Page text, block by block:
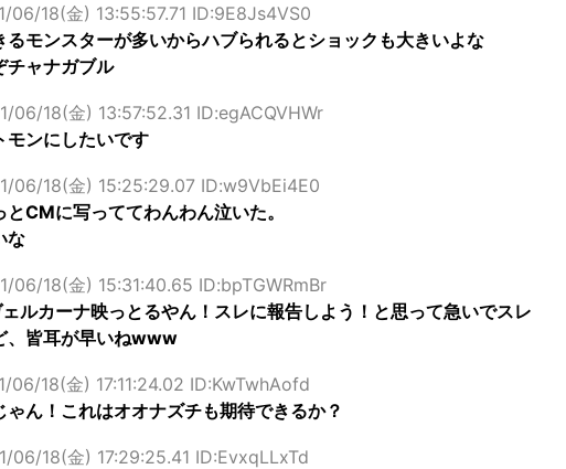
06/18(金) 13:55:57.71 ID:9E8Js4VS0
るモンスターが多いからハブられるとショックも大きいよな
チャナガブル
06/18(金) 13:57:52.31 ID:egACQVHWr
モンにしたいです
06/18(金) 15:25:29.07 ID:w9VbEi4E0
CMに写っててわんわん泣いた。
な
06/18(金) 15:31:40.65 ID:bpTGWRmBr
ルカーナ映っとるやん！スレに報告しよう！と思って急いでスレ
、皆耳が早いねwww
06/18(金) 17:11:24.02 ID:KwTwhAofd
ん！これはオオナズチも期待できるか？
06/18(金) 17:29:25.41 ID:EvxqLLxTd